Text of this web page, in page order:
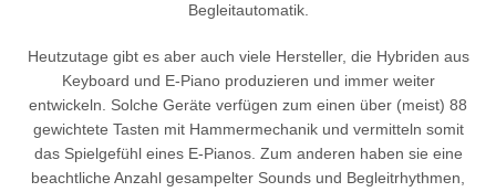
Begleitautomatik.
Heutzutage gibt es aber auch viele Hersteller, die Hybriden aus
Keyboard und E-Piano produzieren und immer weiter
entwickeln. Solche Geräte verfügen zum einen über (meist) 88
gewichtete Tasten mit Hammermechanik und vermitteln somit
das Spielgefühl eines E-Pianos. Zum anderen haben sie eine
beachtliche Anzahl gesampelter Sounds und Begleitrhythmen,